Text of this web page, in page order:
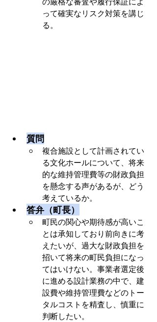
って確実なリスク対策を講じ
る。
質問
複合施設として計画されてい
る文化ホールについて、将来
的な維持管理費等の財政負担
を懸念する声があるが、どう
考えているか。
答弁（町長）
町民の関心や期待感が高いこ
とは承知しており前向きに考
えたいが、過大な財政負担を
招いて将来の町民負担になっ
てはいけない。事業者選定後
に進める設計業務の中で、建
設費や維持管理費などのトー
タルコストを精査し、慎重に
判断したい。